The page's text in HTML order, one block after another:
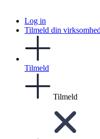
Log in
Tilmeld din virksomhed
Tilmeld
Tilmeld